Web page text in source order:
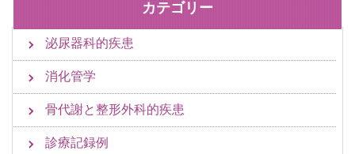
カテゴリー
泌尿器科的疾患
消化管学
骨代謝と整形外科的疾患
診療記録例